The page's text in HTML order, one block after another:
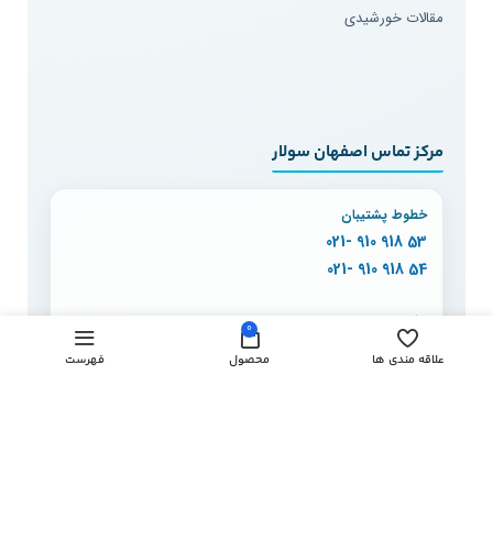
مقالات خورشیدی
مرکز تماس اصفهان سولار
خطوط پشتیبان
53 918 910 -021
54 918 910 -021
دفتر اصفهان
130 90 910 -031
علاقه مندی ها
0
محصول فهرست